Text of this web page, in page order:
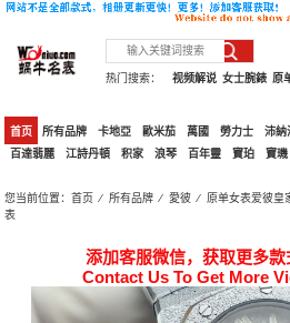
热门搜索： 原
女士腕錶
视频解说
首页 所有品牌 卡地亞 歐米茄 萬國 勞力士 沛納
百達翡麗
江詩丹頓 积家 浪琴 百年靈 寶珀 寶璣
您当前位置：首页 ⁄所有品牌 ⁄愛彼 ⁄ 原单女表爱彼皇
表
添加客服微信，获取更多款
Contact Us To Get More